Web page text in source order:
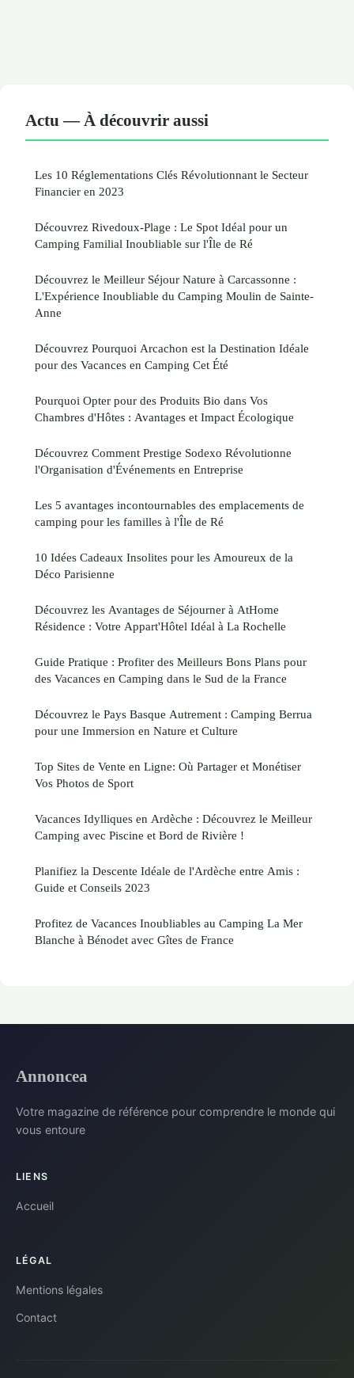
Actu — À découvrir aussi
Les 10 Réglementations Clés Révolutionnant le Secteur
Financier en 2023
Découvrez Rivedoux-Plage : Le Spot Idéal pour un
Camping Familial Inoubliable sur l'Île de Ré
Découvrez le Meilleur Séjour Nature à Carcassonne :
L'Expérience Inoubliable du Camping Moulin de Sainte-
Anne
Découvrez Pourquoi Arcachon est la Destination Idéale
pour des Vacances en Camping Cet Été
Pourquoi Opter pour des Produits Bio dans Vos
Chambres d'Hôtes : Avantages et Impact Écologique
Découvrez Comment Prestige Sodexo Révolutionne
l'Organisation d'Événements en Entreprise
Les 5 avantages incontournables des emplacements de
camping pour les familles à l'Île de Ré
10 Idées Cadeaux Insolites pour les Amoureux de la
Déco Parisienne
Découvrez les Avantages de Séjourner à AtHome
Résidence : Votre Appart'Hôtel Idéal à La Rochelle
Guide Pratique : Profiter des Meilleurs Bons Plans pour
des Vacances en Camping dans le Sud de la France
Découvrez le Pays Basque Autrement : Camping Berrua
pour une Immersion en Nature et Culture
Top Sites de Vente en Ligne: Où Partager et Monétiser
Vos Photos de Sport
Vacances Idylliques en Ardèche : Découvrez le Meilleur
Camping avec Piscine et Bord de Rivière !
Planifiez la Descente Idéale de l'Ardèche entre Amis :
Guide et Conseils 2023
Profitez de Vacances Inoubliables au Camping La Mer
Blanche à Bénodet avec Gîtes de France
Annoncea
Votre magazine de référence pour comprendre le monde qui
vous entoure
LIENS
Accueil
LÉGAL
Mentions légales
Contact